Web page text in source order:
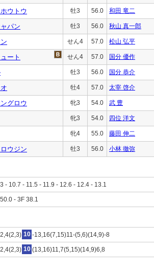
ウトウ 牡3 56.0 和田 竜二
パン 牡3 56.0 秋山 真一郎
せん4 57.0 松山 弘平
ート せん4 57.0 国分 優作
牡3 56.0 国分 恭介
牡4 57.0 太宰 啓介
グロウ 牝3 54.0 武 豊
牝3 54.0 四位 洋文
牝4 55.0 藤田 伸二
ウジン 牡3 56.0 小林 徹弥
- 10.7 - 11.5 - 11.9 - 12.6 - 12.4 - 13.1
- 3F 38.1
10 -13,16(7,15)11-(5,6)(14,9)-8
10 (13,16)11,7(5,15)(14,9)6,8